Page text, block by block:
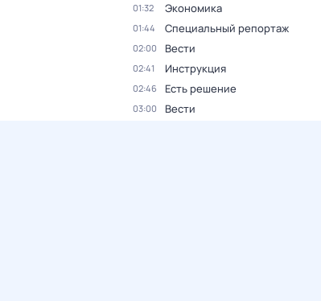
01:32 Экономика
01:44 Специальный репортаж
02:00 Вести
02:41 Инструкция
02:46 Есть решение
03:00 Вести